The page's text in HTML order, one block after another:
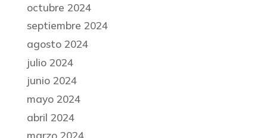
octubre 2024
septiembre 2024
agosto 2024
julio 2024
junio 2024
mayo 2024
abril 2024
marzo 2024